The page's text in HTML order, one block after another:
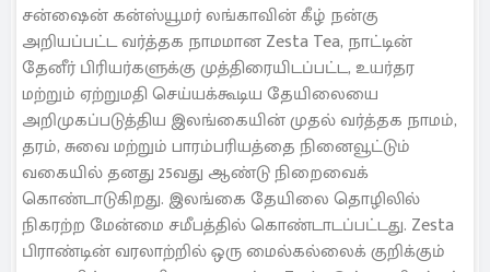
சன்ஷைன் கன்ஸ்யூமர் லங்காவின் கீழ் நன்கு
அறியப்பட்ட வர்த்தக நாமமான Zesta Tea, நாட்டின்
தேனீர் பிரியர்களுக்கு முத்திரையிடப்பட்ட, உயர்தர
மற்றும் ஏற்றுமதி செய்யக்கூடிய தேயிலையை
அறிமுகப்படுத்திய இலங்கையின் முதல் வர்த்தக நாமம்,
தரம், சுவை மற்றும் பாரம்பரியத்தை நினைவூட்டும்
வகையில் தனது 25வது ஆண்டு நிறைவைக்
கொண்டாடுகிறது. இலங்கை தேயிலை தொழிலில்
நிகரற்ற மேன்மை சமீபத்தில் கொண்டாடப்பட்டது. Zesta
பிராண்டின் வரலாற்றில் ஒரு மைல்கல்லைக் குறிக்கும்